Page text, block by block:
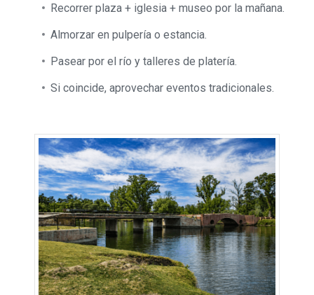
Recorrer plaza + iglesia + museo por la mañana.
Almorzar en pulpería o estancia.
Pasear por el río y talleres de platería.
Si coincide, aprovechar eventos tradicionales.